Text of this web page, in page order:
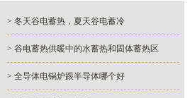
> 冬天谷电蓄热，夏天谷电蓄冷
> 谷电蓄热供暖中的水蓄热和固体蓄热区
> 全导体电锅炉跟半导体哪个好